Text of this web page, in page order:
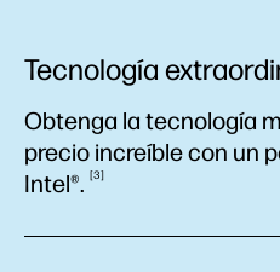
Tecnología
Obtenga la tecnología
precio increíble con un
Intel®.
3